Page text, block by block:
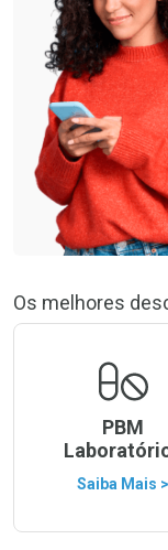
Os melhores
PBM
Saiba Mais >